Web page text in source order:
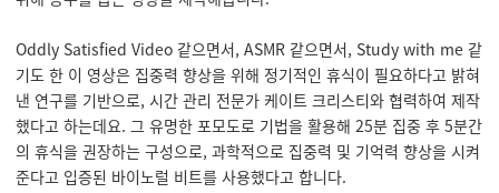
Oddly Satisfied Video 같으면서, ASMR 같으면서, Study with me 같
기도 한 이 영상은 집중력 향상을 위해 정기적인 휴식이 필요하다고 밝혀
낸 연구를 기반으로, 시간 관리 전문가 케이트 크리스티와 협력하여 제작
했다고 하는데요. 그 유명한 포모도로 기법을 활용해 25분 집중 후 5분간
의 휴식을 권장하는 구성으로, 과학적으로 집중력 및 기억력 향상을 시켜
준다고 입증된 바이노럴 비트를 사용했다고 합니다.